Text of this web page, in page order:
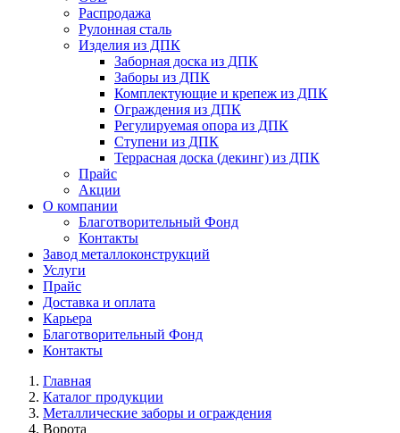
Распродажа
Рулонная сталь
Изделия из ДПК
Заборная доска из ДПК
Заборы из ДПК
Комплектующие и крепеж из ДПК
Ограждения из ДПК
Регулируемая опора из ДПК
Ступени из ДПК
Террасная доска (декинг) из ДПК
Прайс
Акции
О компании
Благотворительный Фонд
Контакты
Завод металлоконструкций
Услуги
Прайс
Доставка и оплата
Карьера
Благотворительный Фонд
Контакты
Главная
Каталог продукции
Металлические заборы и ограждения
Ворота